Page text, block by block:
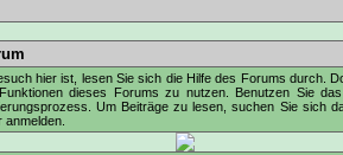
hier ist, lesen Sie sich die Hilfe des Forums durch.
dieses Forums zu nutzen. Benutzen Sie das
Um Beiträge zu lesen, suchen Sie sich
anmelden.